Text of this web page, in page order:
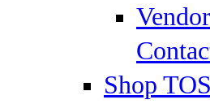
Vendor
Shop TOS